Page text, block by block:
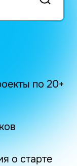
по 20+
о старте